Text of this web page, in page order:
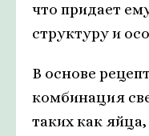
что придает
структуру и
В основе
комбинация
таких как